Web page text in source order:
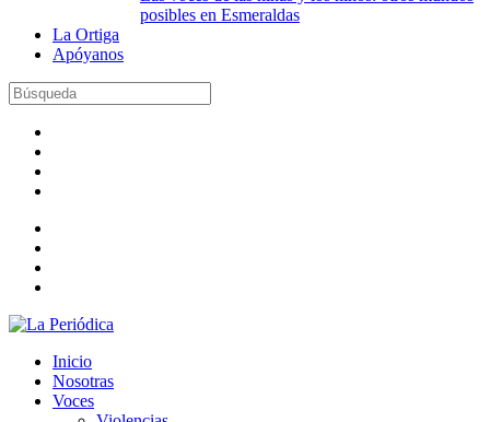
posibles en Esmeraldas
La Ortiga
Apóyanos
Inicio
Nosotras
Voces